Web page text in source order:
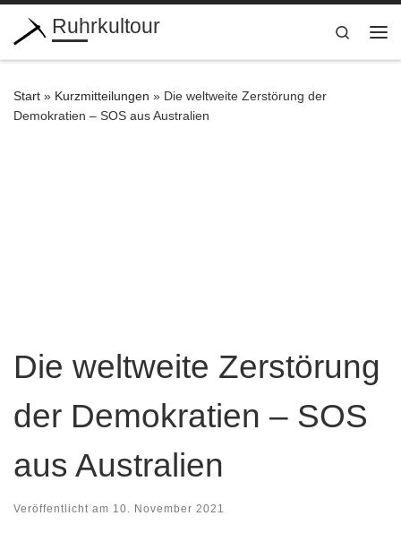
Zum Inhalt springen
Ruhrkultour
Search
Start » Kurzmitteilungen » Die weltweite Zerstörung der
Demokratien – SOS aus Australien
Die weltweite Zerstörung
der Demokratien – SOS
aus Australien
Veröffentlicht am 10. November 2021